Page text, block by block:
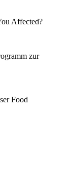
Affected?
zur
Food